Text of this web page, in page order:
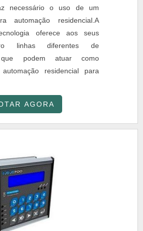
necessário o uso de um
automação residencial.A
oferece aos seus
linhas diferentes de
que podem atuar como
residencial para
AGORA